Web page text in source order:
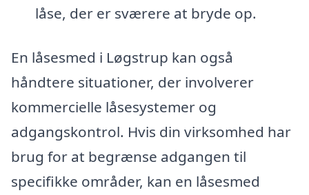
låse, der er sværere at bryde op.
En låsesmed i Løgstrup kan også
håndtere situationer, der involverer
kommercielle låsesystemer og
adgangskontrol. Hvis din virksomhed har
brug for at begrænse adgangen til
specifikke områder, kan en låsesmed